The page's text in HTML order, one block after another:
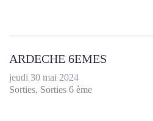
ARDECHE 6EMES
jeudi 30 mai 2024
Sorties Sorties 6 ème